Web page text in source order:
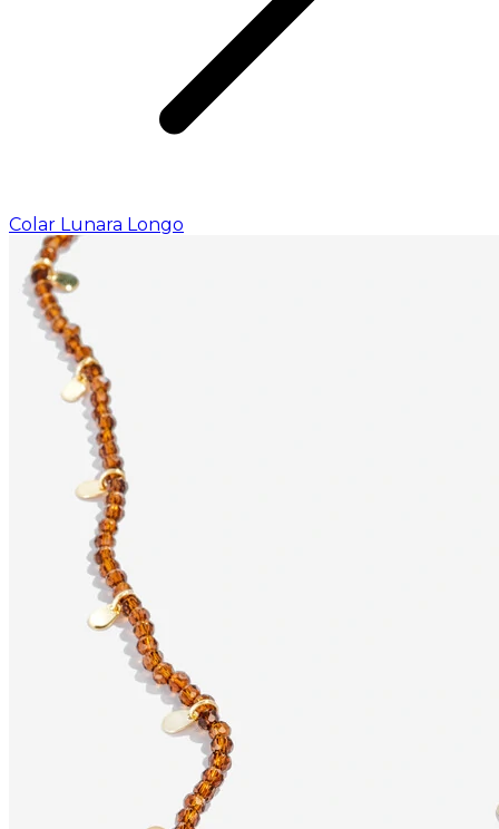
Colar Lunara Longo